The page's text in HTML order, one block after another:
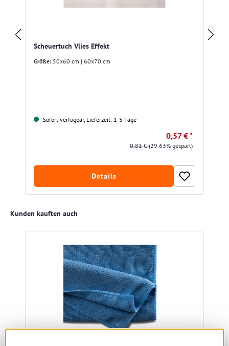
Scheuertuch Vlies Effekt
Größe: 50x60 cm | 60x70 cm
Sofort verfügbar, Lieferzeit: 1-5 Tage
0,57 € *
0,81 €(29.63% gespart)
Details
Produktgalerie überspringen
Kunden kauften auch